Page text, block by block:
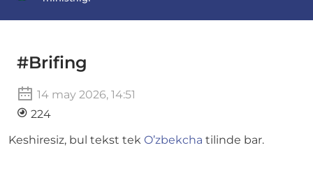
#Brifing
14 may 2026, 14:51
224
Keshiresiz, bul tekst tek O’zbekcha tilinde bar.